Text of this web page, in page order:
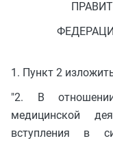
1. Пункт 2
"2. В
медицинской
вступления в